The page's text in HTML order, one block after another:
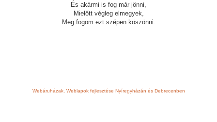
És akármi is fog már jönni,
Mielőtt végleg elmegyek,
Meg fogom ezt szépen köszönni.
Webáruházak, Weblapok fejlesztése Nyíregyházán és Debrecenben